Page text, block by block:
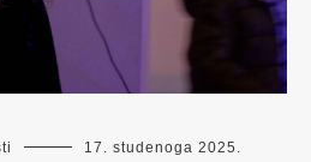
17. studenoga 2025.